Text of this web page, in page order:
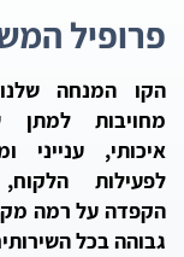
פרופיל
הקו המנחה
מחויבות למתן
איכותי, ענייני
לפעילות
הקפדה על רמה
גבוהה בכל